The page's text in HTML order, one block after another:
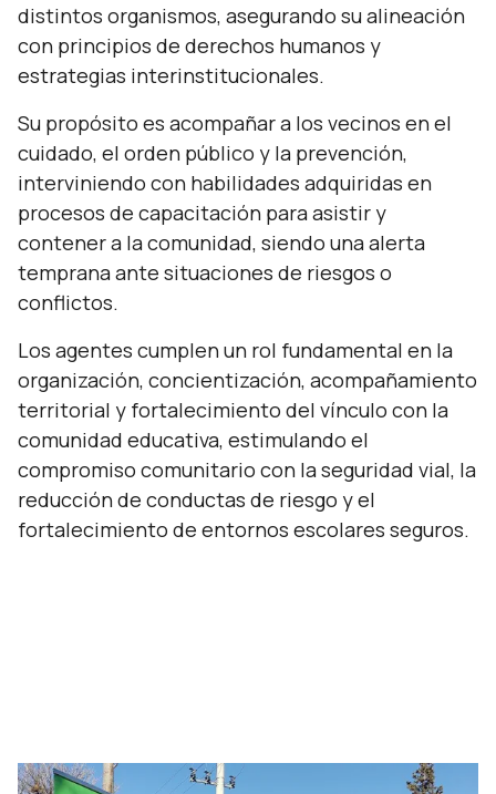
distintos organismos, asegurando su alineación
con principios de derechos humanos y
estrategias interinstitucionales.
Su propósito es acompañar a los vecinos en el
cuidado, el orden público y la prevención,
interviniendo con habilidades adquiridas en
procesos de capacitación para asistir y
contener a la comunidad, siendo una alerta
temprana ante situaciones de riesgos o
conflictos.
Los agentes cumplen un rol fundamental en la
organización, concientización, acompañamiento
territorial y fortalecimiento del vínculo con la
comunidad educativa, estimulando el
compromiso comunitario con la seguridad vial, la
reducción de conductas de riesgo y el
fortalecimiento de entornos escolares seguros.